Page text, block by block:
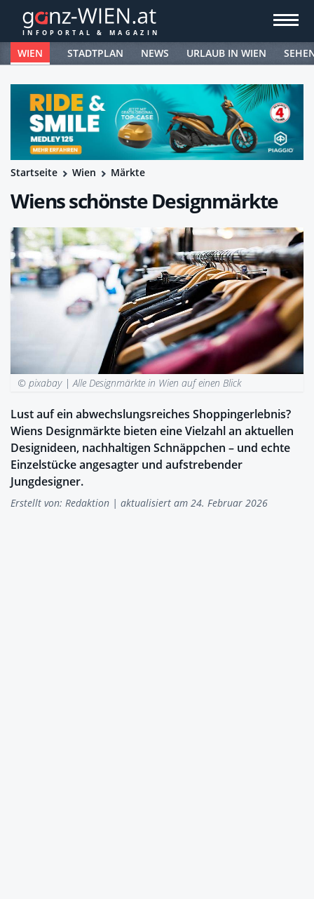
WIEN STADTPLAN NEWS URLAUB IN WIEN
Startseite Wien Märkte
Wiens schönste Designmärkte
© pixabay |Alle Designmärkte in Wien auf einen Blick
Lust auf ein abwechslungsreiches Shoppingerlebnis?
Wiens Designmärkte bieten eine Vielzahl an aktuellen
Designideen, nachhaltigen Schnäppchen – und echte
Einzelstücke angesagter und aufstrebender
Jungdesigner.
Erstellt von: Redaktion | aktualisiert am 24. Februar 2026